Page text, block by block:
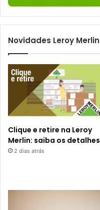
Novidades Leroy Merlin
Clique e retire na Leroy
Merlin: saiba os detalhes
2 dias atrás